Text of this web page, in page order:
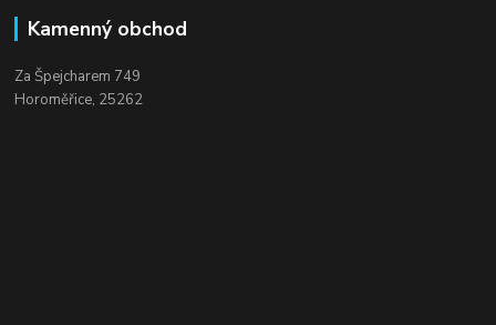
Kamenný obchod
Za Špejcharem 749
Horoměřice, 25262